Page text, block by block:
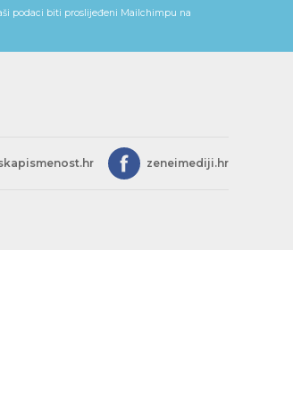
podaci biti proslijeđeni Mailchimpu na
zeneimediji.hr